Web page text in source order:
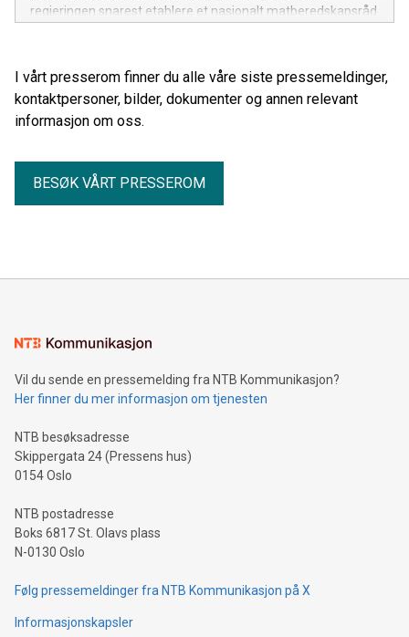
regjeringen snarest etablere et nasjonalt matberedskapsråd
I vårt presserom finner du alle våre siste pressemeldinger,
kontaktpersoner, bilder, dokumenter og annen relevant
informasjon om oss.
BESØK VÅRT PRESSEROM
Vil du sende en pressemelding fra NTB Kommunikasjon?
Her finner du mer informasjon om tjenesten
NTB besøksadresse
Skippergata 24 (Pressens hus)
0154 Oslo
NTB postadresse
Boks 6817 St. Olavs plass
N-0130 Oslo
Følg pressemeldinger fra NTB Kommunikasjon på X
Informasjonskapsler